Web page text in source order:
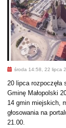
środa 14:58, 22 lipca
20 lipca
Gminę Małopolski
14 gmin miejskich,
głosowania na
21.00.